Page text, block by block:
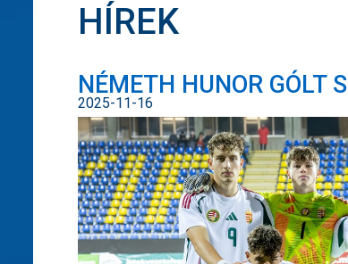
HÍREK
NÉMETH HUNOR GÓLT
2025-11-16